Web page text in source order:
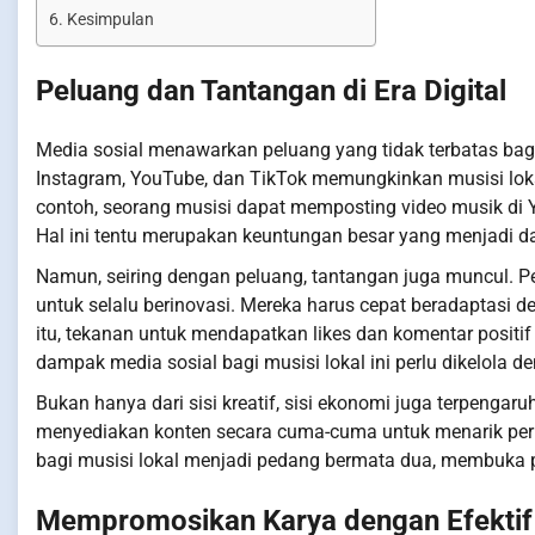
Kesimpulan
Peluang dan Tantangan di Era Digital
Media sosial menawarkan peluang yang tidak terbatas
Instagram, YouTube, dan TikTok memungkinkan musisi
contoh, seorang musisi dapat memposting video musik
Hal ini tentu merupakan keuntungan besar yang menjadi
Namun, seiring dengan peluang, tantangan juga muncul.
untuk selalu berinovasi. Mereka harus cepat beradaptasi
itu, tekanan untuk mendapatkan likes dan komentar
dampak media sosial bagi musisi lokal ini perlu dikelola
Bukan hanya dari sisi kreatif, sisi ekonomi juga
menyediakan konten secara cuma-cuma untuk menarik
bagi musisi lokal menjadi pedang bermata dua,
Mempromosikan Karya dengan Efektif